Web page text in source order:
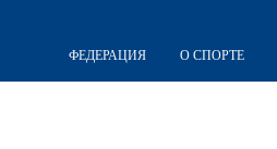
ФЕДЕРАЦИЯ О СПОРТЕ